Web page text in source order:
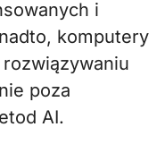
i
komputery
poza
AI.